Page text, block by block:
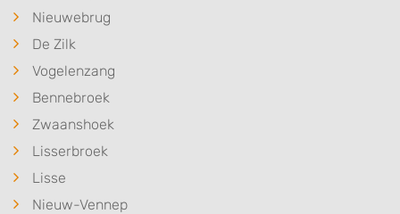
Nieuwebrug
De Zilk
Vogelenzang
Bennebroek
Zwaanshoek
Lisserbroek
Lisse
Nieuw-Vennep